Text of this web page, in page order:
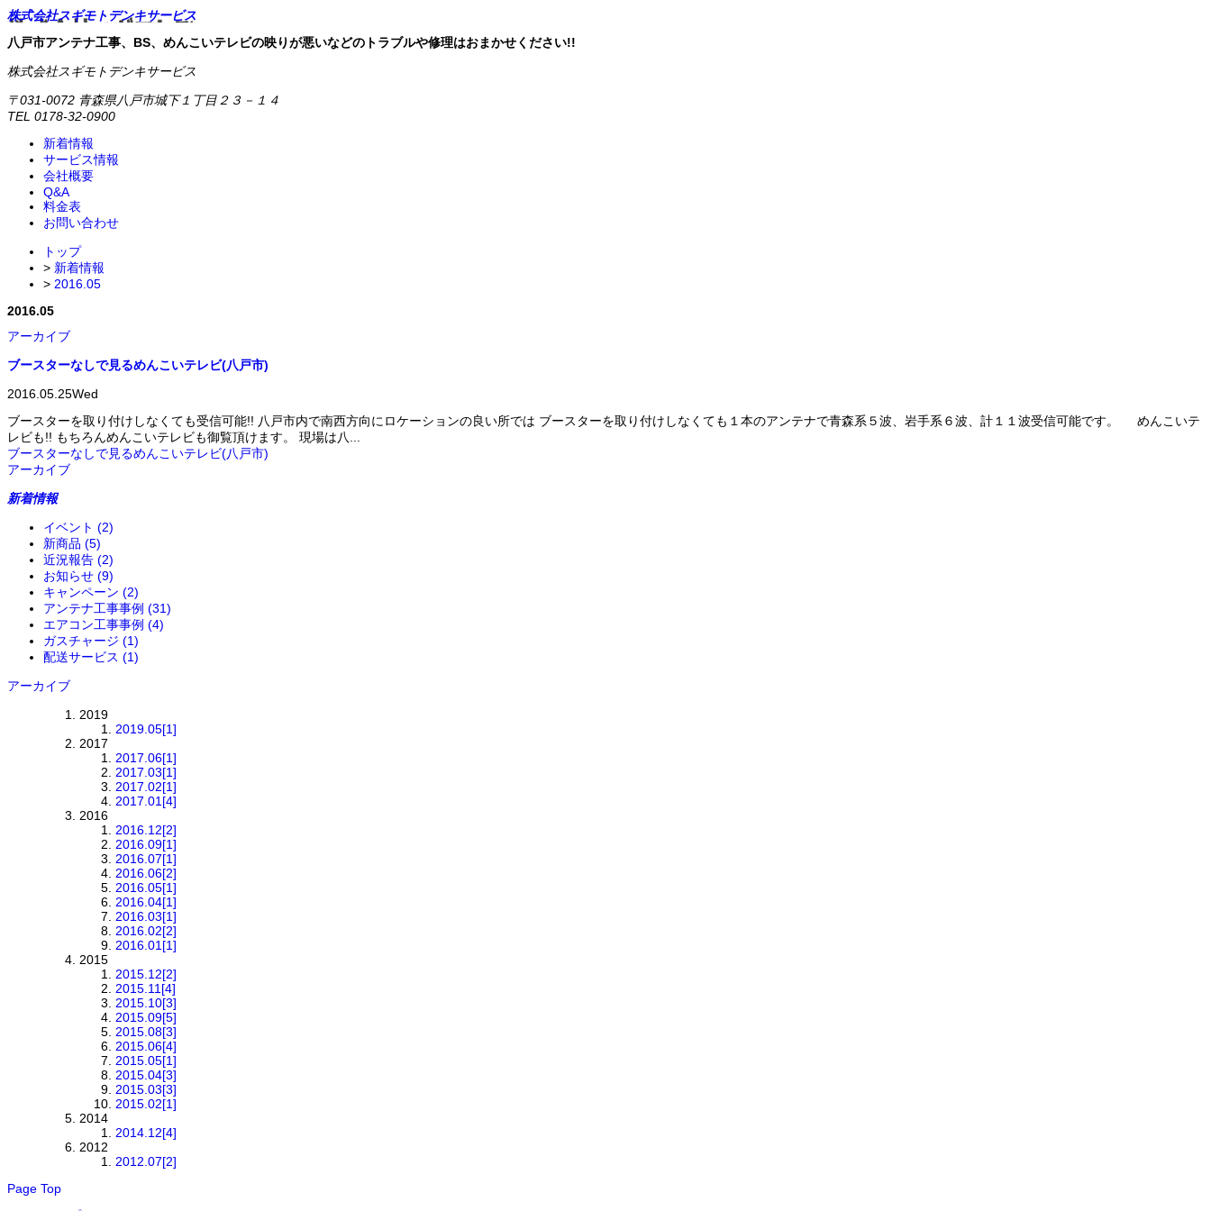
株式会社スギモトデンキサービス
八戸市アンテナ工事、BS、めんこいテレビの映りが悪いなどのトラブルや修理はおまかせください!!
株式会社スギモトデンキサービス
〒031-0072 青森県八戸市城下１丁目２３－１４
TEL 0178-32-0900
新着情報
サービス情報
会社概要
Q&A
料金表
お問い合わせ
トップ
> 新着情報
> 2016.05
2016.05
アーカイブ
ブースターなしで見るめんこいテレビ(八戸市)
2016.05.25Wed
ブースターを取り付けしなくても受信可能!! 八戸市内で南西方向にロケーションの良い所では ブースターを取り付けしなくても１本のアンテナで青森系５波、岩手系６波、計１１波受信可能です。 めんこいテ
レビも!! もちろんめんこいテレビも御覧頂けます。 現場は八...
ブースターなしで見るめんこいテレビ(八戸市)
アーカイブ
新着情報
イベント (2)
新商品 (5)
近況報告 (2)
お知らせ (9)
キャンペーン (2)
アンテナ工事事例 (31)
エアコン工事事例 (4)
ガスチャージ (1)
配送サービス (1)
アーカイブ
2019
2019.05[1]
2017
2017.06[1]
2017.03[1]
2017.02[1]
2017.01 [4]
2016
2016.12[2]
2016.09[1]
2016.07[1]
2016.06[2]
2016.05[1]
2016.04[1]
2016.03[1]
2016.02[2]
2016.01 [1]
2015
2015.12[2]
2015.11 [4]
2015.10[3]
2015.09[5]
2015.08[3]
2015.06[4]
2015.05[1]
2015.04[3]
2015.03[3]
2015.02[1]
2014
2014.12[4]
2012
2012.07[2]
Page Top